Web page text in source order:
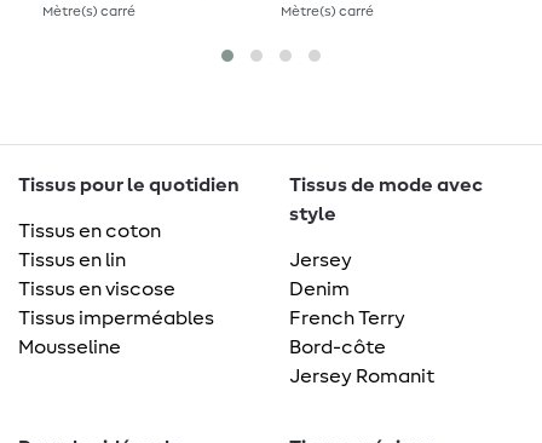
Mètre(s) carré
Mètre(s) carré
Tissus pour le quotidien
Tissus en coton
Tissus en lin
Tissus en viscose
Tissus imperméables
Mousseline
Tissus de mode avec
style
Jersey
Denim
French Terry
Bord-côte
Jersey Romanit